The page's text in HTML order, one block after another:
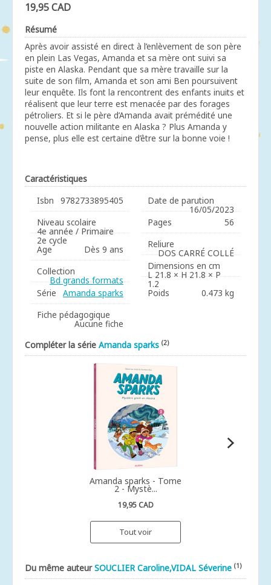
19,95 CAD
Résumé
Après avoir assisté en direct à l’enlèvement de son père
en plein Las Vegas, Amanda et sa mère ont suivi sa
piste en Alaska. Pendant que sa mère travaille sur la
suite de son film, Amanda et son ami Ben poursuivent
leur enquête. Ils font la rencontrent des enfants inuits et
réalisent que leur terre est menacée par des forages
pétroliers. Et si le père d’Amanda avait prémédité une
nouvelle action militante en Alaska ? Plus Amanda y
pense, plus elle est certaine d’être sur la bonne voie !
Caractéristiques
Isbn
9782733895405
Niveau scolaire
4e année / Primaire
2e cycle
Age
Dès 9 ans
Collection
Bd grands formats
Série
Amanda sparks
Fiche pédagogique
Aucune fiche
Date de parution
16/05/2023
Pages
56
Reliure
DOS CARRÉ COLLÉ
Dimensions en cm
L 21.8 × H 21.8 × P
1.2
Poids 0.473 kg
Compléter la série Amanda sparks (2)
Amanda sparks - Tome
2 - Mystè...
19,95 CAD
Tout voir
Du même auteurSOUCLIER Caroline,VIDAL Séverine (1)